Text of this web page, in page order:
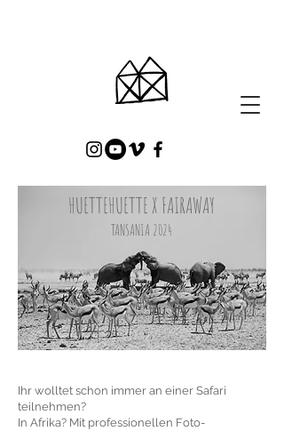
HUETTEHUETTE X FAIRAWAY
TANSANIA 2024
Ihr wolltet schon immer an einer Safari
teilnehmen?
In Afrika? Mit professionellen Foto-